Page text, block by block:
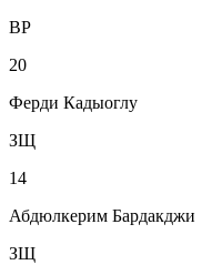
ВР
20
Ферди Кадыоглу
ЗЩ
14
Абдюлкерим Бардакджи
ЗЩ